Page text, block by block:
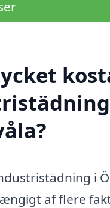
i
af flere